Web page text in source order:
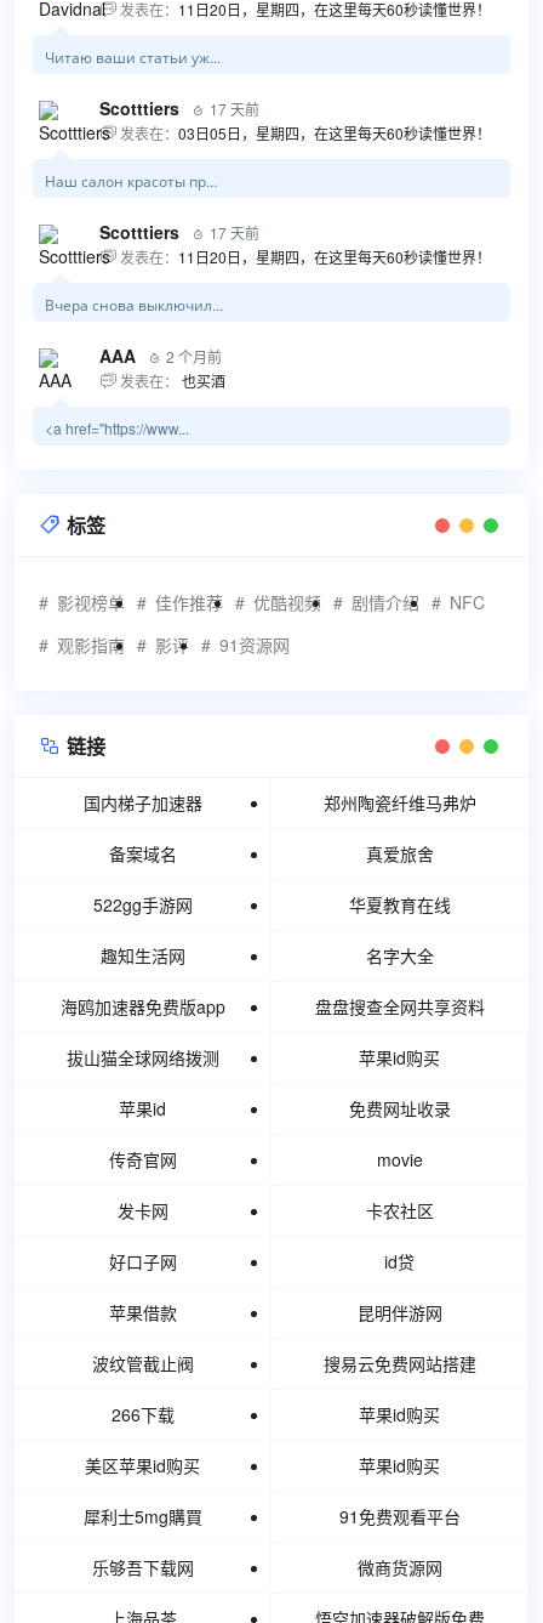
 发表在： 11日20日，星期四，在这里每天60秒读懂世界！
Читаю ваши статьи уж...
Scotttiers  17 天前
 发表在： 03日05日，星期四，在这里每天60秒读懂世界！
Наш салон красоты пр...
Scotttiers  17 天前
 发表在： 11日20日，星期四，在这里每天60秒读懂世界！
Вчера снова выключил...
AAA  2 个月前
 发表在： 也买酒
<a href="https://www...
 标签
影视榜单 佳作推荐 优酷视频 剧情介绍
NFC
观影指南
影评 91资源网
 链接
国内梯子加速器 郑州陶瓷纤维马弗炉
备案域名 真爱旅舍
522gg手游网 华夏教育在线
趣知生活网 名字大全
海鸥加速器免费版app 盘盘搜查全网共享资料
拔山猫全球网络拨测 苹果id购买
苹果id 免费网址收录
传奇官网 movie
发卡网 卡农社区
好口子网 id贷
苹果借款 昆明伴游网
波纹管截止阀 搜易云免费网站搭建
266下载 苹果id购买
美区苹果id购买 苹果id购买
犀利士5mg購買 91免费观看平台
乐够吾下载网 微商货源网
上海品茶 悟空加速器破解版免费